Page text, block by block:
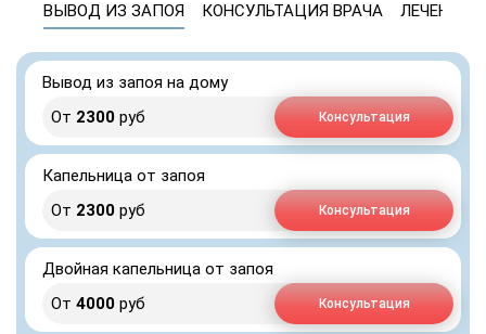
ВЫВОД ИЗ ЗАПОЯ КОНСУЛЬТАЦИЯ ВРАЧА ЛЕЧЕНИЕ
Вывод из запоя на дому
От 2300 руб Консультация
Капельница от запоя
От 2300 руб Консультация
Двойная капельница от запоя
От 4000 руб Консультация